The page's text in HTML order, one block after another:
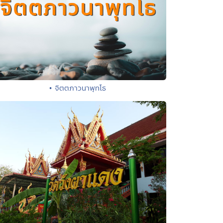
• จิตตภาวนาพุทโธ